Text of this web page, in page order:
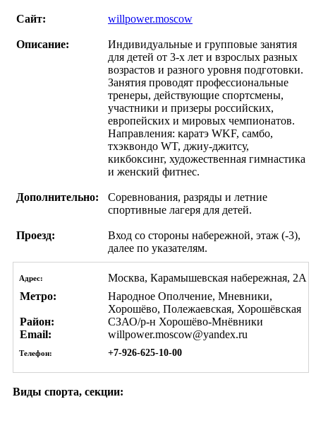
Сайт: willpower.moscow
Описание:
Индивидуальные и групповые занятия
для детей от 3-х лет и взрослых разных
возрастов и разного уровня подготовки.
Занятия проводят профессиональные
тренеры, действующие спортсмены,
участники и призеры российских,
европейских и мировых чемпионатов.
Направления: каратэ WKF, самбо,
тхэквондо WT, джиу-джитсу,
кикбоксинг, художественная гимнастика
и женский фитнес.
Дополнительно:
Соревнования, разряды и летние
спортивные лагеря для детей.
Проезд:
Вход со стороны набережной, этаж (-3),
далее по указателям.
Адрес:
Москва, Карамышевская набережная, 2А
Метро:
Народное Ополчение, Мневники,
Хорошёво, Полежаевская, Хорошёвская
Район:
СЗАО/р-н Хорошёво-Мнёвники
Email:
willpower.moscow@yandex.ru
Телефон: +7-926-625-10-00
Виды спорта, секции: